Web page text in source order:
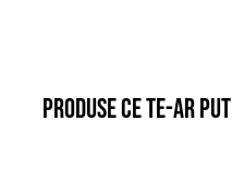
Produse ce te-ar